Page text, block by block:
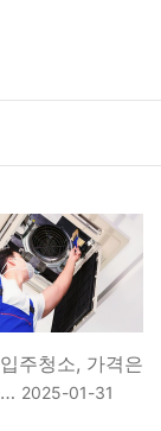
주청소, 가격은
2025-01-31